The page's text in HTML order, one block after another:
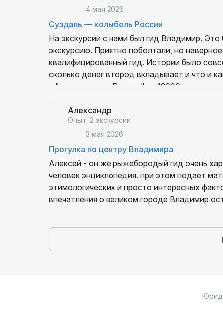
4 мая 2026
Суздаль — колыбель России
На экскурсии с нами был гид Владимир.
экскурсию. Приятно поболтали, но
квалифицированный гид. Истории было
сколько денег в город вкладывает и что и
у "лучшего гида России" за 12000
сожалению, а в общении все довольно мило.
Александр
Опыт: 2 экскурсии
3 мая 2026
Прогулка по центру Владимира
Алексей - он же рыжебородый гид очень
человек энциклопедия. при этом подает
этимологических и просто интересных
впечатления о великом городе Владимир